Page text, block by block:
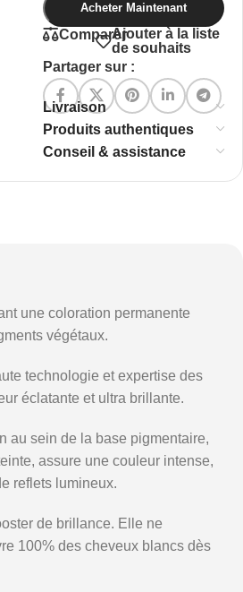
Acheter Maintenant
ComparerAjouter à la liste
de souhaits
Partager sur :
Livraison
Produits authentiques
Conseil & assistance
une coloration permanente
végétaux.
technologie et expertise des
éclatante et ultra brillante.
au sein de la base pigmentaire,
assure une couleur intense,
reflets lumineux.
de brillance. Elle ne
100% des cheveux blancs dès